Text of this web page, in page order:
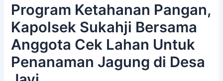
Program Ketahanan Pangan,
Kapolsek Sukahji Bersama
Anggota Cek Lahan Untuk
Penanaman Jagung di Desa